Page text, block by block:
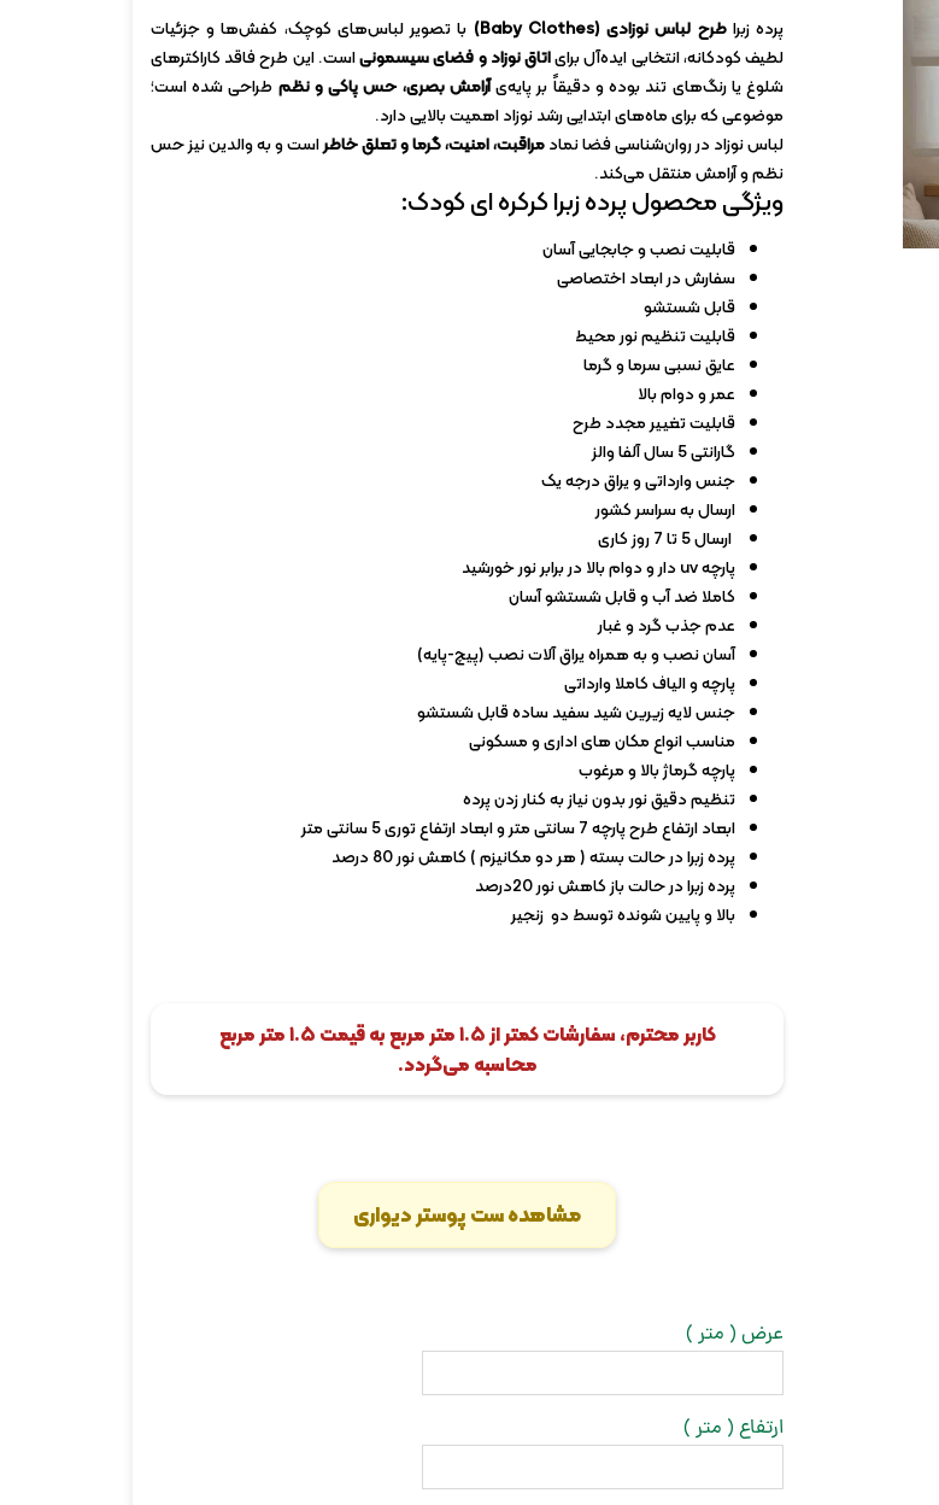
کاغذ دیواری ارزان
کاغذ دیواری سلطنتی
پرده زبراطرح لباس نوزادی (Baby Clothes)
با تصویر لباس‌های کوچک، کفش‌ها و جزئیات
لطیف کودکانه، انتخابی ایده‌آل برایاتاق نوزاد و فضای سیسمونیاست. این طرح فاقد کاراکترهای
شلوغ یا رنگ‌های تند بوده و دقیقاً بر پایه‌یآرامش بصری، حس پاکی و نظم طراحی شده است؛
موضوعی که برای ماه‌های ابتدایی رشد نوزاد اهمیت بالایی دارد.
لباس نوزاد در روان‌شناسی فضا نمادمراقبت، امنیت، گرما و تعلق خاطراست و به والدین نیز حس
نظم و آرامش منتقل می‌کند.
ویژگی محصول پرده زبرا کرکره ای کودک:
قابلیت نصب و جابجایی آسان
سفارش در ابعاد اختصاصی
قابل شستشو
قابلیت تنظیم نور محیط
عایق نسبی سرما و گرما
عمر و دوام بالا
قابلیت تغییر مجدد طرح
گارانتی 5 سال آلفا والز
جنس وارداتی و یراق درجه یک
ارسال به سراسر کشور
ارسال 5 تا 7 روز کاری
پارچه uv دار و دوام بالا در برابر نور خورشید
کاملا ضد آب و قابل شستشو آسان
عدم جذب گرد و غبار
آسان نصب و به همراه یراق آلات نصب (پیچ-پایه)
پارچه و الیاف کاملا وارداتی
جنس لایه زیرین شید سفید ساده قابل شستشو
مناسب انواع مکان های اداری و مسکونی
پارچه گرماژ بالا و مرغوب
تنظیم دقیق نور بدون نیاز به کنار زدن پرده
ابعاد ارتفاع طرح پارچه 7 سانتی متر و ابعاد ارتفاع توری 5 سانتی متر
پرده زبرا در حالت بسته ( هر دو مکانیزم ) کاهش نور 80 درصد
پرده زبرا در حالت باز کاهش نور 20درصد
بالا و پایین شونده توسط دو زنجیر
کاربر محترم، سفارشات کمتر از ۱.۵ متر مربع به قیمت ۱.۵ متر مربع
محاسبه می‌گردد.
مشاهده ست پوستر دیواری
عرض ( متر )
ارتفاع ( متر )